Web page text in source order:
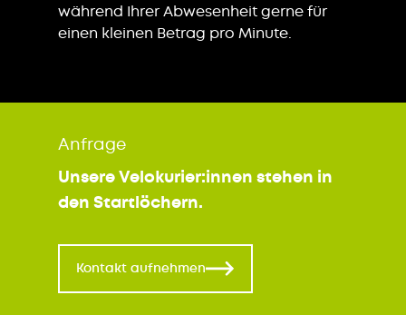
während Ihrer Abwesenheit gerne für
einen kleinen Betrag pro Minute.
Anfrage
Unsere Velokurier:innen stehen in
den Startlöchern.
Kontakt aufnehmen